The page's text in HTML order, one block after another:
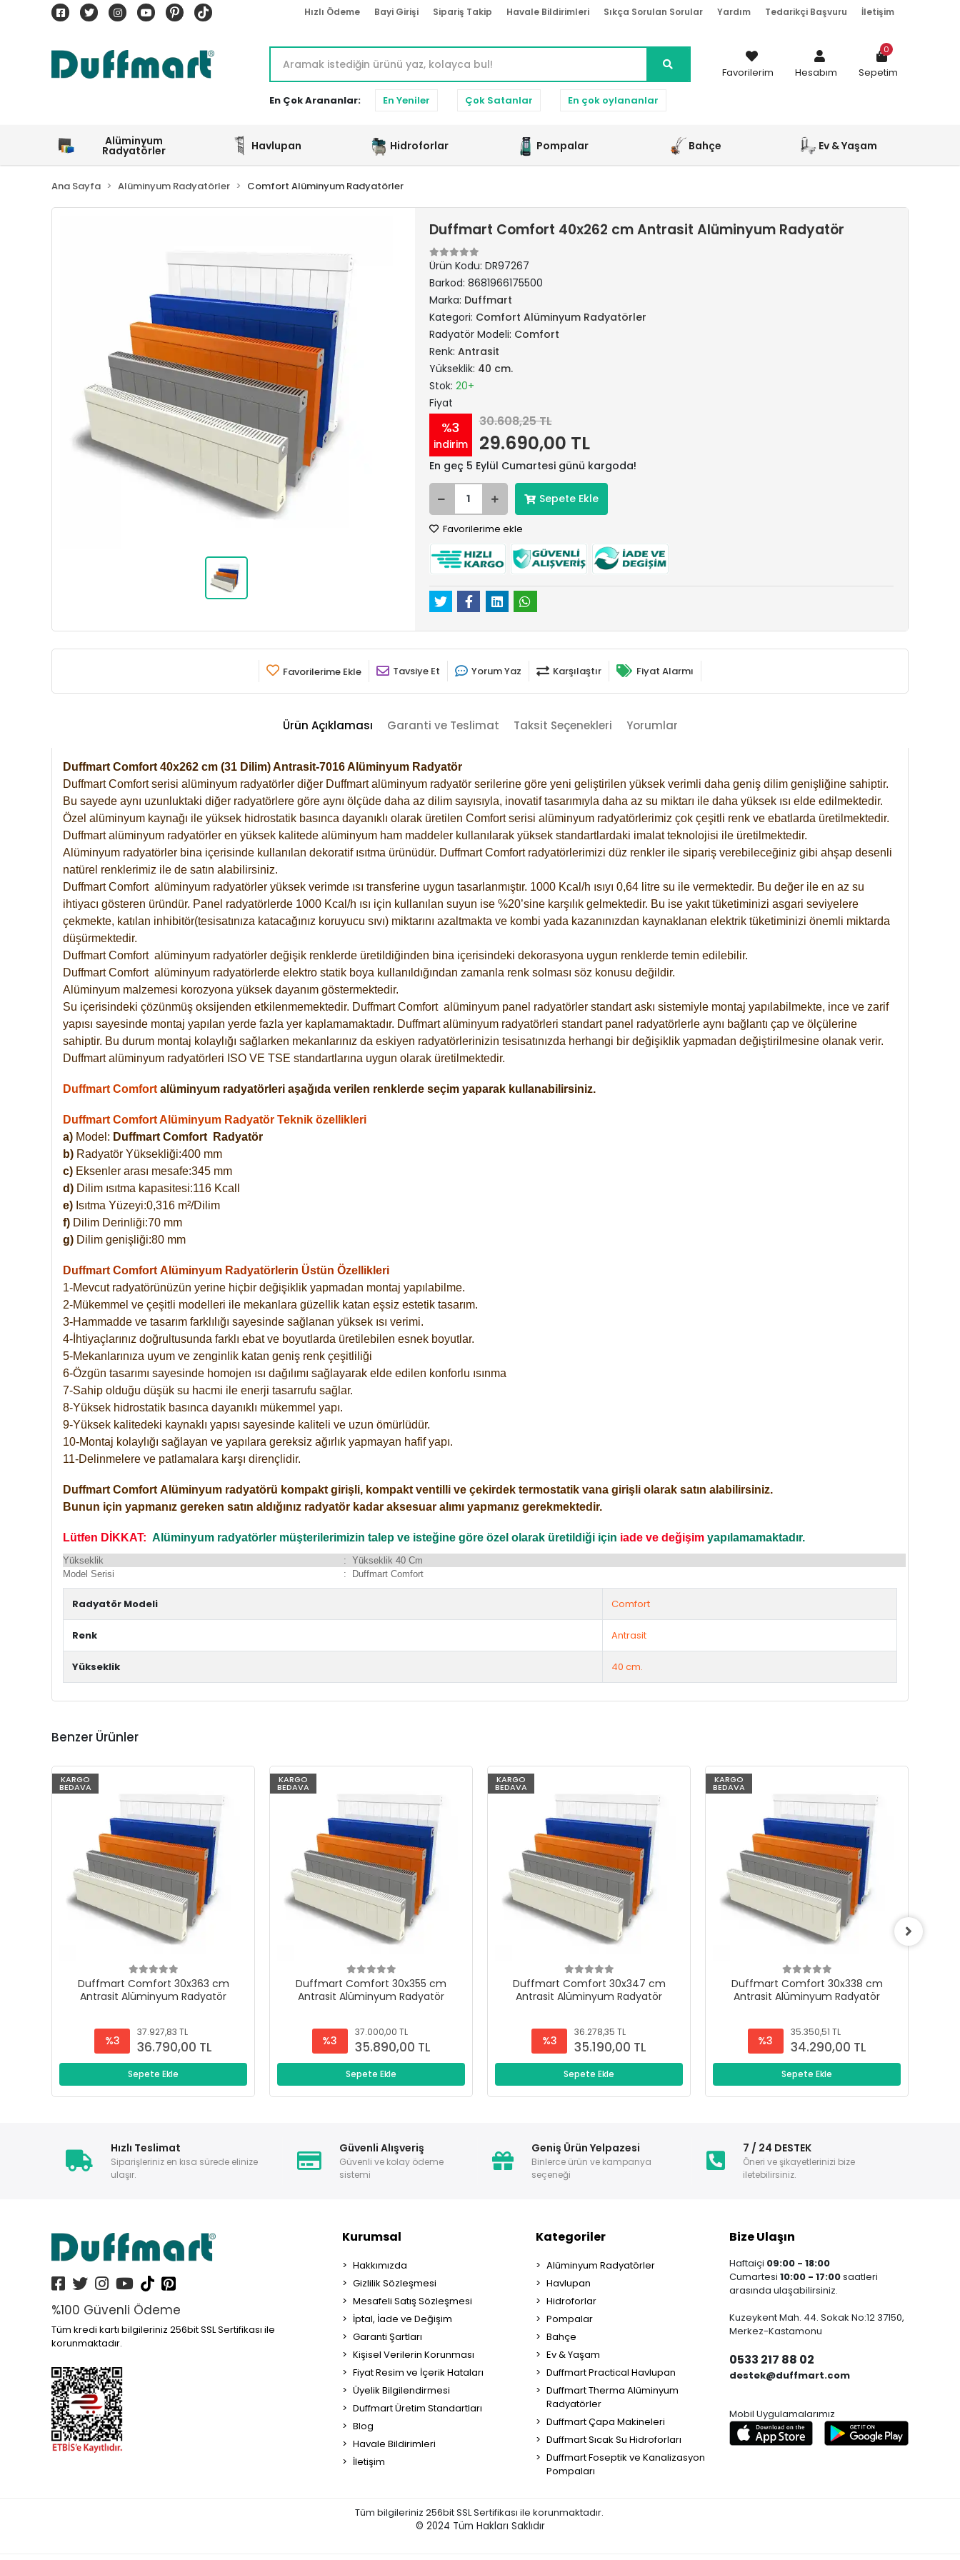
Hızlı Ödeme Bayi Girişi Sipariş Takip Havale Bildirimleri Sıkça Sorulan Sorular Yardım Tedarikçi Başvuru İletişim
En Çok Arananlar: En Yeniler Çok Satanlar En çok oylananlar
Favorilerim Hesabım Sepetim
0
Alüminyum
Radyatörler Havlupan Hidroforlar Pompalar Bahçe Ev & Yaşam
Ana Sayfa Alüminyum Radyatörler Comfort Alüminyum Radyatörler
Duffmart Comfort 40x262 cm Antrasit Alüminyum Radyatör
Ürün Kodu: DR97267
Barkod: 8681966175500
Marka: Duffmart
Kategori: Comfort Alüminyum Radyatörler
Radyatör Modeli: Comfort
Renk: Antrasit
Yükseklik: 40 cm.
Stok: 20+
Fiyat
%3
indirim
30.608,25 TL
29.690,00 TL
En geç 5 Eylül Cumartesi günü kargoda!
Sepete Ekle
Favorilerime ekle
Favorilerime Ekle Tavsiye Et Yorum Yaz Karşılaştır Fiyat Alarmı
Ürün Açıklaması Garanti ve Teslimat Taksit Seçenekleri Yorumlar
Duffmart Comfort 40x262 cm (31 Dilim) Antrasit-7016 Alüminyum Radyatör
Duffmart Comfort serisi alüminyum radyatörler diğer Duffmart alüminyum radyatör serilerine göre yeni geliştirilen yüksek verimli daha geniş dilim genişliğine sahiptir.
Bu sayede aynı uzunluktaki diğer radyatörlere göre aynı ölçüde daha az dilim sayısıyla, inovatif tasarımıyla daha az su miktarı ile daha yüksek ısı elde edilmektedir.
Özel alüminyum kaynağı ile yüksek hidrostatik basınca dayanıklı olarak üretilen Comfort serisi alüminyum radyatörlerimiz çok çeşitli renk ve ebatlarda üretilmektedir.
Duffmart alüminyum radyatörler en yüksek kalitede alüminyum ham maddeler kullanılarak yüksek standartlardaki imalat teknolojisi ile üretilmektedir.
Alüminyum radyatörler bina içerisinde kullanılan dekoratif ısıtma ürünüdür. Duffmart Comfort radyatörlerimizi düz renkler ile sipariş verebileceğiniz gibi ahşap desenli
natürel renklerimiz ile de satın alabilirsiniz.
Duffmart Comfort alüminyum radyatörler yüksek verimde ısı transferine uygun tasarlanmıştır. 1000 Kcal/h ısıyı 0,64 litre su ile vermektedir. Bu değer ile en az su
ihtiyacı gösteren üründür. Panel radyatörlerde 1000 Kcal/h ısı için kullanılan suyun ise %20’sine karşılık gelmektedir. Bu ise yakıt tüketiminizi asgari seviyelere
çekmekte, katılan inhibitör(tesisatınıza katacağınız koruyucu sıvı) miktarını azaltmakta ve kombi yada kazanınızdan kaynaklanan elektrik tüketiminizi önemli miktarda
düşürmektedir.
Duffmart Comfort alüminyum radyatörler değişik renklerde üretildiğinden bina içerisindeki dekorasyona uygun renklerde temin edilebilir.
DuffmartComfort alüminyum radyatörlerde elektro statik boya kullanıldığından zamanla renk solması söz konusu değildir.
Alüminyum malzemesi korozyona yüksek dayanım göstermektedir.
Su içerisindeki çözünmüş oksijenden etkilenmemektedir. DuffmartComfort alüminyum panel radyatörler standart askı sistemiyle montaj yapılabilmekte, ince ve zarif
yapısı sayesinde montaj yapılan yerde fazla yer kaplamamaktadır. Duffmart alüminyum radyatörleri standart panel radyatörlerle aynı bağlantı çap ve ölçülerine
sahiptir. Bu durum montaj kolaylığı sağlarken mekanlarınız da eskiyen radyatörlerinizin tesisatınızda herhangi bir değişiklik yapmadan değiştirilmesine olanak verir.
Duffmart alüminyum radyatörleri ISO VE TSE standartlarına uygun olarak üretilmektedir.
Duffmart Comfort alüminyum radyatörleri aşağıda verilen renklerde seçim yaparak kullanabilirsiniz.
Duffmart Comfort Alüminyum Radyatör Teknik özellikleri
a) Model: Duffmart Comfort
Radyatör
b) Radyatör Yüksekliği:400 mm
c) Eksenler arası mesafe:345 mm
d) Dilim ısıtma kapasitesi:116 Kcall
e) Isıtma Yüzeyi:0,316 m²/Dilim
f) Dilim Derinliği:70 mm
g) Dilim genişliği:80 mm
Duffmart Comfort Alüminyum Radyatörlerin Üstün Özellikleri
1-Mevcut radyatörünüzün yerine hiçbir değişiklik yapmadan montaj yapılabilme.
2-Mükemmel ve çeşitli modelleri ile mekanlara güzellik katan eşsiz estetik tasarım.
3-Hammadde ve tasarım farklılığı sayesinde sağlanan yüksek ısı verimi.
4-İhtiyaçlarınız doğrultusunda farklı ebat ve boyutlarda üretilebilen esnek boyutlar.
5-Mekanlarınıza uyum ve zenginlik katan geniş renk çeşitliliği
6-Özgün tasarımı sayesinde homojen ısı dağılımı sağlayarak elde edilen konforlu ısınma
7-Sahip olduğu düşük su hacmi ile enerji tasarrufu sağlar.
8-Yüksek hidrostatik basınca dayanıklı mükemmel yapı.
9-Yüksek kalitedeki kaynaklı yapısı sayesinde kaliteli ve uzun ömürlüdür.
10-Montaj kolaylığı sağlayan ve yapılara gereksiz ağırlık yapmayan hafif yapı.
11-Delinmelere ve patlamalara karşı dirençlidir.
Duffmart Comfort Alüminyum radyatörü kompakt girişli, kompakt ventilli ve çekirdek termostatik vana girişli olarak satın alabilirsiniz.
Bunun için yapmanız gereken satın aldığınız radyatör kadar aksesuar alımı yapmanız gerekmektedir.
Lütfen DİKKAT: Alüminyum radyatörler müşterilerimizin talep ve isteğine göre özel olarak üretildiği için iade ve değişim yapılamamaktadır.
Yükseklik : Yükseklik 40 Cm
Model Serisi
: Duffmart Comfort
Radyatör Modeli Comfort
Renk Antrasit
Yükseklik 40 cm.
Benzer Ürünler
KARGO
BEDAVA
Duffmart Comfort 30x363 cm
Antrasit Alüminyum Radyatör
%3
37.927,83 TL
36.790,00 TL
Sepete Ekle
KARGO
BEDAVA
Duffmart Comfort 30x355 cm
Antrasit Alüminyum Radyatör
%3
37.000,00 TL
35.890,00 TL
Sepete Ekle
KARGO
BEDAVA
Duffmart Comfort 30x347 cm
Antrasit Alüminyum Radyatör
%3
36.278,35 TL
35.190,00 TL
Sepete Ekle
KARGO
BEDAVA
Duffmart Comfort 30x338 cm
Antrasit Alüminyum Radyatör
%3
35.350,51 TL
34.290,00 TL
Sepete Ekle
Hızlı Teslimat
Siparişleriniz en kısa sürede elinize
ulaşır.
Güvenli Alışveriş
Güvenli ve kolay ödeme
sistemi
Geniş Ürün Yelpazesi
Binlerce ürün ve kampanya
seçeneği
7 / 24 DESTEK
Öneri ve şikayetlerinizi bize
iletebilirsiniz.
%100 Güvenli Ödeme
Tüm kredi kartı bilgileriniz 256bit SSL Sertifikası ile
korunmaktadır.
Kurumsal
Hakkımızda
Gizlilik Sözleşmesi
Mesafeli Satış Sözleşmesi
İptal, İade ve Değişim
Garanti Şartları
Kişisel Verilerin Korunması
Fiyat Resim ve İçerik Hataları
Üyelik Bilgilendirmesi
Duffmart Üretim Standartları
Blog
Havale Bildirimleri
İletişim
Kategoriler
Alüminyum Radyatörler
Havlupan
Hidroforlar
Pompalar
Bahçe
Ev & Yaşam
Duffmart Practical Havlupan
Duffmart Therma Alüminyum
Radyatörler
Duffmart Çapa Makineleri
Duffmart Sıcak Su Hidroforları
Duffmart Foseptik ve Kanalizasyon
Pompaları
Bize Ulaşın
Haftaiçi 09:00 - 18:00
Cumartesi 10:00 - 17:00saatleri
arasında ulaşabilirsiniz.
Kuzeykent Mah. 44. Sokak No:12 37150,
Merkez-Kastamonu
0533 217 88 02
destek@duffmart.com
Mobil Uygulamalarımız
Tüm bilgileriniz 256bit SSL Sertifikası ile korunmaktadır.
© 2024 Tüm Hakları Saklıdır